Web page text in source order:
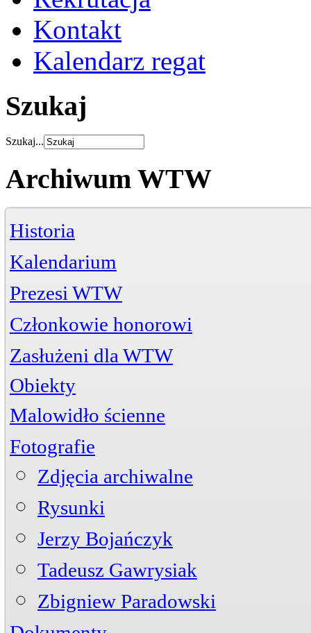
Kontakt
Kalendarz regat
Szukaj
Szukaj...
Archiwum WTW
Historia
Kalendarium
Prezesi WTW
Członkowie honorowi
Zasłużeni dla WTW
Życiorys
Artykuły
Zdjęcia
Wiktor Szelągowski
Zasłużeni członkowie
Obiekty
MogiłaCmentarz Komunalny
Malowidło ścienne
Fotografie
Zdjęcia archiwalne
Rysunki
Jerzy Bojańczyk
Tadeusz Gawrysiak
Zbigniew Paradowski